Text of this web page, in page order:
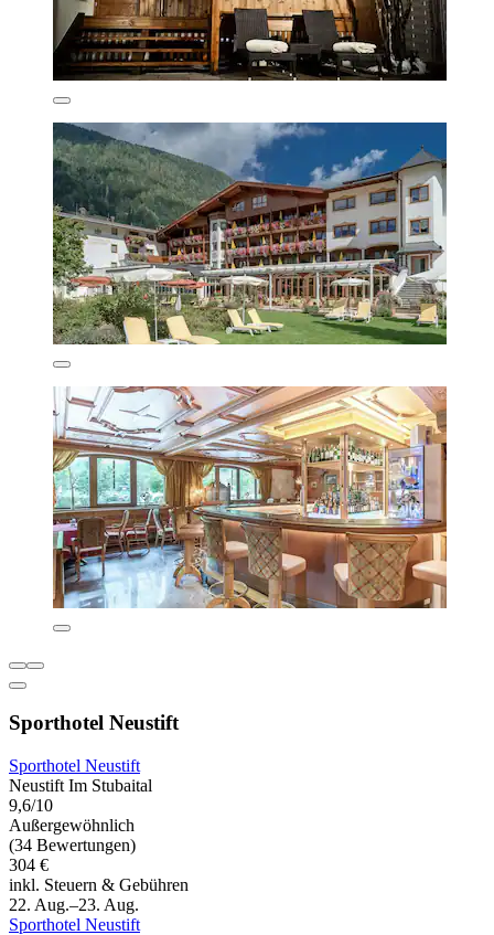
Sporthotel Neustift
Sporthotel Neustift
Neustift Im Stubaital
9,6/10
Außergewöhnlich
(34 Bewertungen)
304 €
inkl. Steuern & Gebühren
22. Aug.–23. Aug.
Sporthotel Neustift